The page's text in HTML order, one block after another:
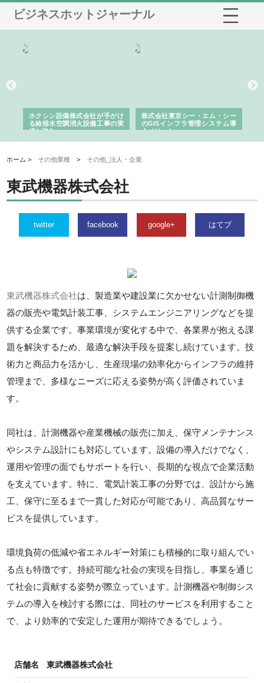
ビジネスホットジャーナル
ホクシン設備株式会社が手がけ
る給排水空調消火設備工事の実
績と強み
株式会社東京シー・エム・シー
のGISインフラ管理システム導
入メリット
ホーム > その他業種 > その他_法人・企業
東武機器株式会社
twitter facebook google+ はてブ
東武機器株式会社は、製造業や建設業に欠かせない計測制御機
器の販売や電気計装工事、システムエンジニアリングなどを提
供する企業です。事業環境が変化する中で、各業界が抱える課
題を解決するため、最適な解決手段を提案し続けています。技
術力と商品力を活かし、生産現場の効率化からインフラの維持
管理まで、多様なニーズに応える姿勢が高く評価されていま
す。
同社は、計測機器や産業機械の販売に加え、保守メンテナンス
やシステム設計にも対応しています。設備の導入だけでなく、
運用や管理の面でもサポートを行い、長期的な視点で企業活動
を支えています。特に、電気計装工事の分野では、設計から施
工、保守に至るまで一貫した対応が可能であり、高品質なサー
ビスを提供しています。
環境負荷の低減や省エネルギー対策にも積極的に取り組んでい
る点も特徴です。持続可能な社会の実現を目指し、事業を通じ
て社会に貢献する姿勢が際立っています。計測機器や制御シス
テムの導入を検討する際には、同社のサービスを利用すること
で、より効率的で安定した運用が期待できるでしょう。
店舗名 東武機器株式会社